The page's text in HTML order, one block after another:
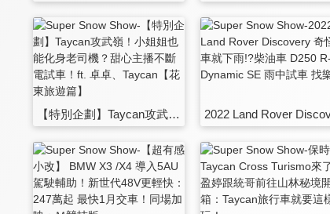
【特別企劃】Taycan攻武嶺！小姐姐也能化身老司機？甜心主播不斷電試車！ft. 卓卓、Taycan【花東旅遊篇】